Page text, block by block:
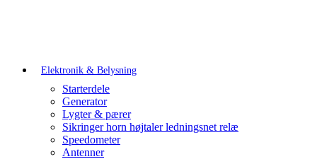
Elektronik & Belysning
Starterdele
Generator
Lygter & pærer
Sikringer horn højtaler ledningsnet relæ
Speedometer
Antenner